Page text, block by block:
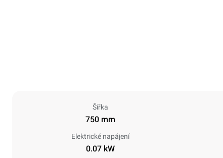
Šířka
750 mm
Elektrické napájení
0.07 kW